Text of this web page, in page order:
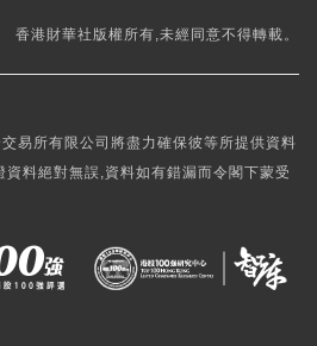
香港財華社版權所有,未經同意不得轉載。
易所有限公司將盡力確保彼等所提供資料
料絕對無誤,資料如有錯漏而令閣下蒙受